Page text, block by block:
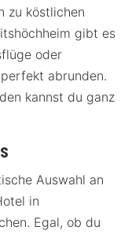
zu köstlichen
gibt es
oder
abrunden.
kannst du ganz
Auswahl an
in
Egal, ob du